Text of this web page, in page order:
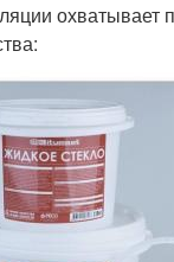
охватывает